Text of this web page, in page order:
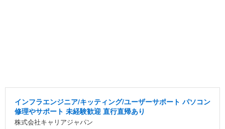
インフラエンジニア/キッティング/ユーザーサポート パソコン
修理やサポート 未経験歓迎 直行直帰あり
株式会社キャリアジャパン